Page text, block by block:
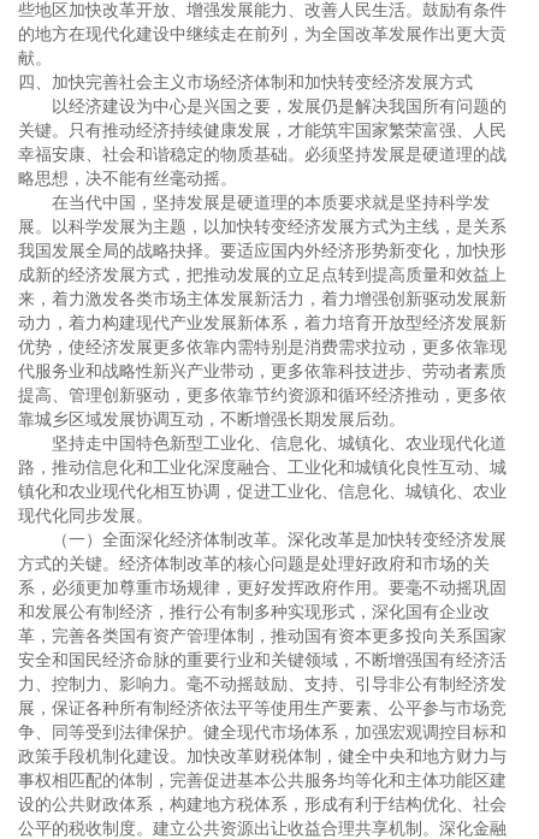
些地区加快改革开放、增强发展能力、改善人民生活。鼓励有条件
的地方在现代化建设中继续走在前列，为全国改革发展作出更大贡
献。
四、加快完善社会主义市场经济体制和加快转变经济发展方式
以经济建设为中心是兴国之要，发展仍是解决我国所有问题的
关键。只有推动经济持续健康发展，才能筑牢国家繁荣富强、人民
幸福安康、社会和谐稳定的物质基础。必须坚持发展是硬道理的战
略思想，决不能有丝毫动摇。
在当代中国，坚持发展是硬道理的本质要求就是坚持科学发
展。以科学发展为主题，以加快转变经济发展方式为主线，是关系
我国发展全局的战略抉择。要适应国内外经济形势新变化，加快形
成新的经济发展方式，把推动发展的立足点转到提高质量和效益上
来，着力激发各类市场主体发展新活力，着力增强创新驱动发展新
动力，着力构建现代产业发展新体系，着力培育开放型经济发展新
优势，使经济发展更多依靠内需特别是消费需求拉动，更多依靠现
代服务业和战略性新兴产业带动，更多依靠科技进步、劳动者素质
提高、管理创新驱动，更多依靠节约资源和循环经济推动，更多依
靠城乡区域发展协调互动，不断增强长期发展后劲。
坚持走中国特色新型工业化、信息化、城镇化、农业现代化道
路，推动信息化和工业化深度融合、工业化和城镇化良性互动、城
镇化和农业现代化相互协调，促进工业化、信息化、城镇化、农业
现代化同步发展。
（一）全面深化经济体制改革。深化改革是加快转变经济发展
方式的关键。经济体制改革的核心问题是处理好政府和市场的关
系，必须更加尊重市场规律，更好发挥政府作用。要毫不动摇巩固
和发展公有制经济，推行公有制多种实现形式，深化国有企业改
革，完善各类国有资产管理体制，推动国有资本更多投向关系国家
安全和国民经济命脉的重要行业和关键领域，不断增强国有经济活
力、控制力、影响力。毫不动摇鼓励、支持、引导非公有制经济发
展，保证各种所有制经济依法平等使用生产要素、公平参与市场竞
争、同等受到法律保护。健全现代市场体系，加强宏观调控目标和
政策手段机制化建设。加快改革财税体制，健全中央和地方财力与
事权相匹配的体制，完善促进基本公共服务均等化和主体功能区建
设的公共财政体系，构建地方税体系，形成有利于结构优化、社会
公平的税收制度。建立公共资源出让收益合理共享机制。深化金融